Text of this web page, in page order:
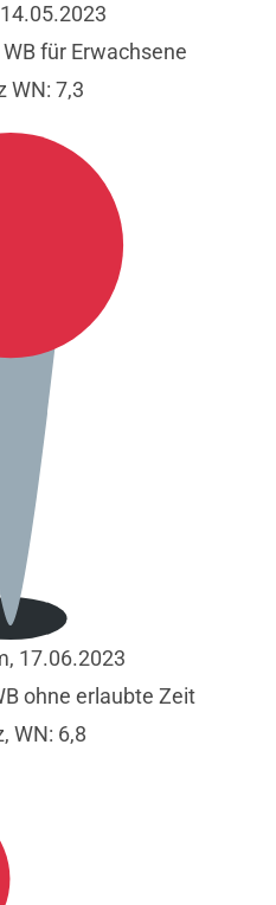
für Erwachsene
WN: 7,3
17.06.2023
ohne erlaubte Zeit
WN: 6,8